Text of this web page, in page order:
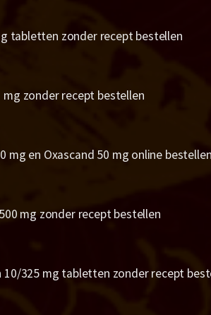
tabletten zonder recept bestellen
mg zonder recept bestellen
mg en Oxascand 50 mg online bestellen
mg zonder recept bestellen
325 mg tabletten zonder recept